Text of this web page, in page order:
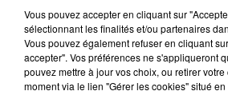
Tiny Desk invite
Vous pouvez accepter en cliquant sur
sélectionnant les finalités et/ou partenaires
Vous pouvez également refuser en cliquant
accepter". Vos préférences ne s'appliqueront
pouvez mettre à jour vos choix, ou retirer
moment via le lien "Gérer les cookies" situé